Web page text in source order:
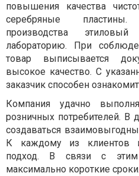
повышения качества
серебряные
производства
лабораторию. При
товар выписывается
высокое качество. С
заказчик способен
Компания удачно
розничных потребителей. В
создаваться
К каждому из клиентов
подход. В связи с этим
максимально короткие сроки.